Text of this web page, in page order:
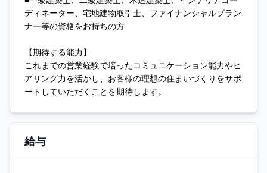
ディネーター、宅地建物取引士、ファイナンシャルプラン
ナー等の資格をお持ちの方
【期待する能力】
これまでの営業経験で培ったコミュニケーション能力やヒ
アリング力を活かし、お客様の理想の住まいづくりをサポ
ートしていただくことを期待します。
給与